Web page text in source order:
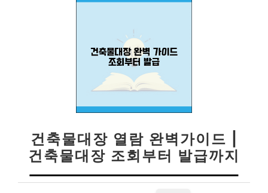
건축물대장 열람 완벽가이드 |
건축물대장 조회부터 발급까지